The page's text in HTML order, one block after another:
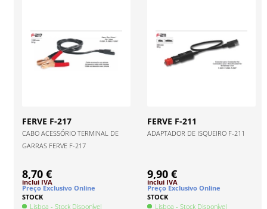
FERVE F-217
CABO ACESSÓRIO TERMINAL DE
GARRAS FERVE F-217
8,70 €
inclui IVA
Preço Exclusivo Online
STOCK
Lisboa - Stock Disponível
FERVE F-211
ADAPTADOR DE ISQUEIRO F-211
9,90 €
inclui IVA
Preço Exclusivo Online
STOCK
Lisboa - Stock Disponível